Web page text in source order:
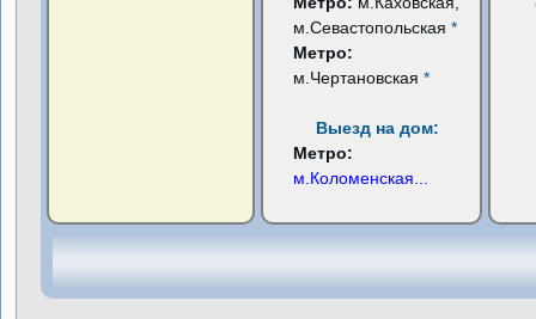
м.Севастопольская*
Метро:
м.Чертановская*
Выезд на дом:
Метро:
м.Коломенская